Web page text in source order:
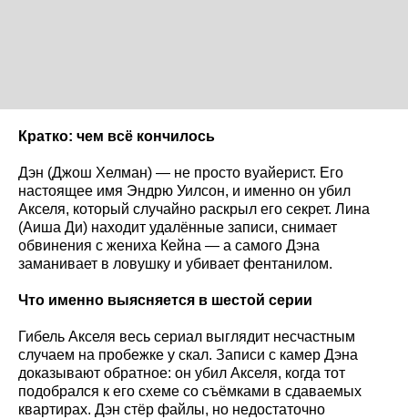
Кратко: чем всё кончилось
Дэн (Джош Хелман) — не просто вуайерист. Его
настоящее имя Эндрю Уилсон, и именно он убил
Акселя, который случайно раскрыл его секрет. Лина
(Аиша Ди) находит удалённые записи, снимает
обвинения с жениха Кейна — а самого Дэна
заманивает в ловушку и убивает фентанилом.
Что именно выясняется в шестой серии
Гибель Акселя весь сериал выглядит несчастным
случаем на пробежке у скал. Записи с камер Дэна
доказывают обратное: он убил Акселя, когда тот
подобрался к его схеме со съёмками в сдаваемых
квартирах. Дэн стёр файлы, но недостаточно